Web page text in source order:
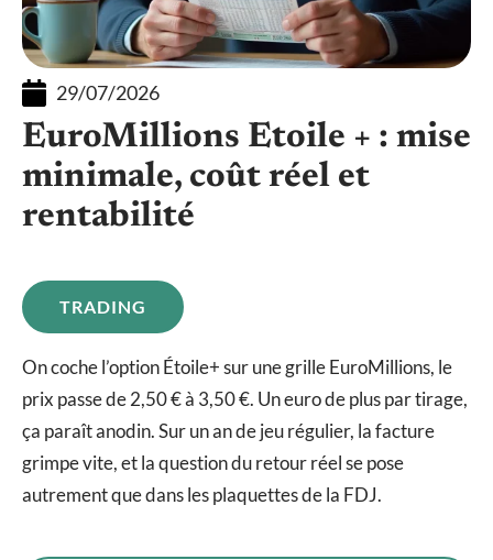
29/07/2026
EuroMillions Etoile + : mise
minimale, coût réel et
rentabilité
TRADING
On coche l’option Étoile+ sur une grille EuroMillions, le
prix passe de 2,50 € à 3,50 €. Un euro de plus par tirage,
ça paraît anodin. Sur un an de jeu régulier, la facture
grimpe vite, et la question du retour réel se pose
autrement que dans les plaquettes de la FDJ.